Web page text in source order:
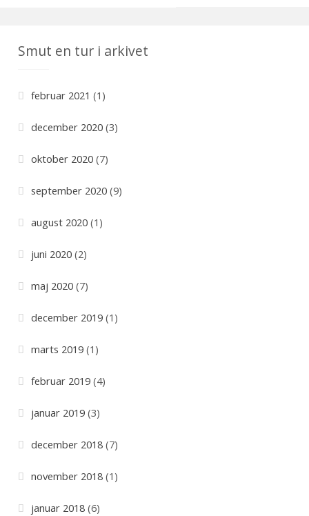
g
i
r
Smut en tur i arkivet
februar 2021 (1)
december 2020(3)
oktober 2020(7)
september 2020(9)
august 2020(1)
juni 2020(2)
maj 2020(7)
december 2019(1)
marts 2019(1)
februar 2019(4)
januar 2019(3)
december 2018(7)
november 2018(1)
januar 2018(6)